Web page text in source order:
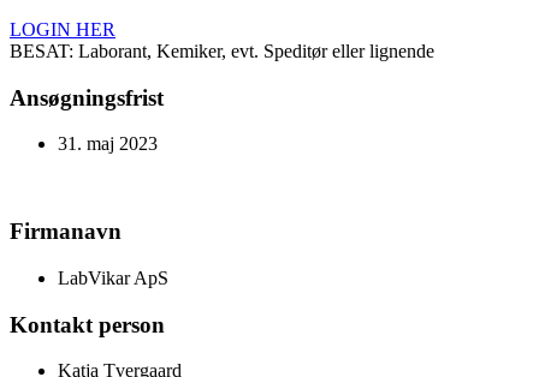
LOGIN HER
BESAT: Laborant, Kemiker, evt. Speditør eller lignende
Ansøgningsfrist
31. maj 2023
Firmanavn
LabVikar ApS
Kontakt person
Katja Tvergaard